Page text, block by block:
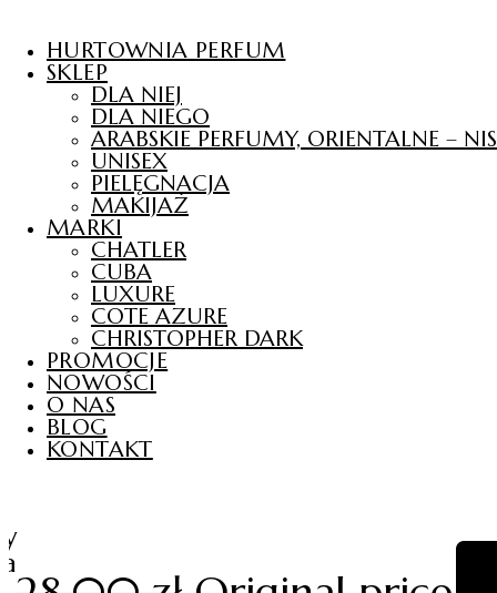
HURTOWNIA PERFUM
SKLEP
DLA NIEJ
DLA NIEGO
ARABSKIE PERFUMY, ORIENTALNE –
UNISEX
PIELĘGNACJA
MAKIJAŻ
MARKI
CHATLER
CUBA
LUXURE
COTE AZURE
CHRISTOPHER DARK
PROMOCJE
NOWOŚCI
O NAS
BLOG
KONTAKT